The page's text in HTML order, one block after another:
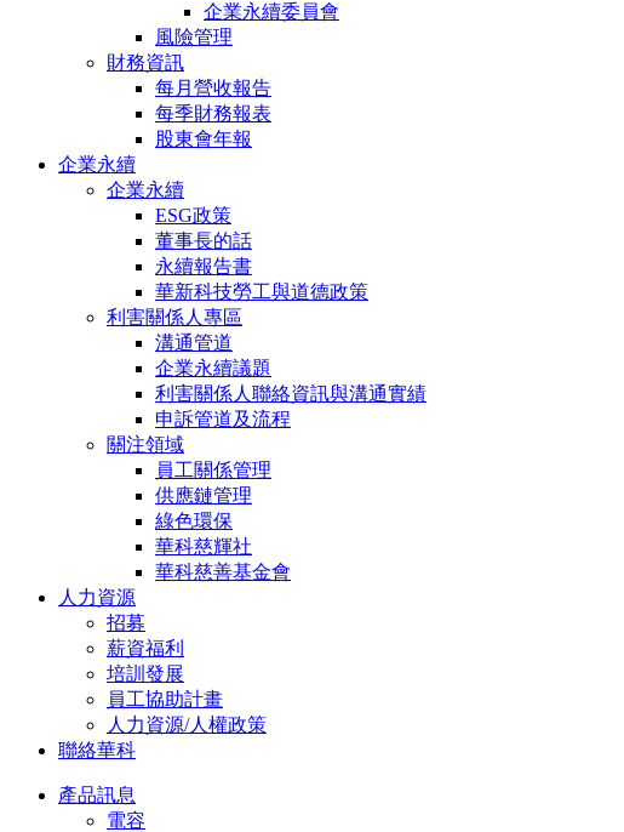
企業永續委員會
風險管理
財務資訊
每月營收報告
每季財務報表
股東會年報
企業永續
企業永續
ESG政策
董事長的話
永續報告書
華新科技勞工與道德政策
利害關係人專區
溝通管道
企業永續議題
利害關係人聯絡資訊與溝通實績
申訴管道及流程
關注領域
員工關係管理
供應鏈管理
綠色環保
華科慈輝社
華科慈善基金會
人力資源
招募
薪資福利
培訓發展
員工協助計畫
人力資源/人權政策
聯絡華科
產品訊息
電容